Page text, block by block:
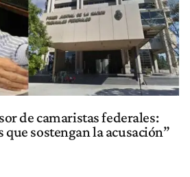
de camaristas federales:
que sostengan la acusación”